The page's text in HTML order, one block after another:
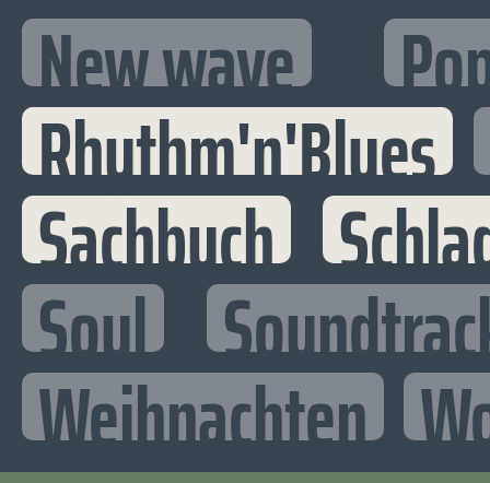
New wave
Rhythm'n'Blues
Sachbuch
Soul
Weihnachten